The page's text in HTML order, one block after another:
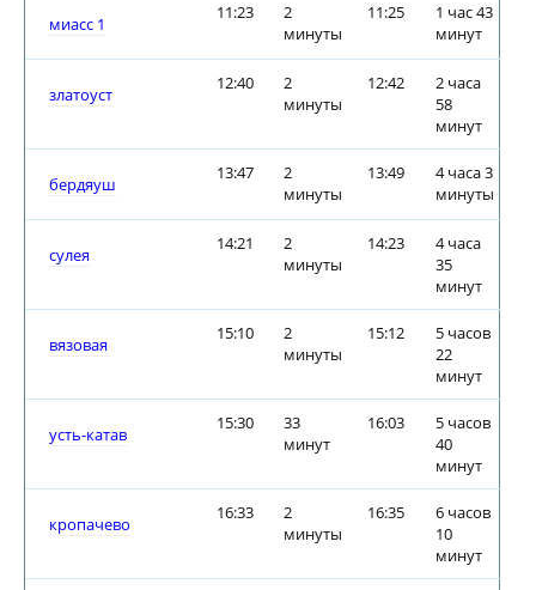
миасс 1
11:23
2
минуты
11:25
1 час 43
минут
златоуст
12:40
2
минуты
12:42
2 часа
58
минут
бердяуш
13:47
2
минуты
13:49
4 часа 3
минуты
сулея
14:21
2
минуты
14:23
4 часа
35
минут
вязовая
15:10
2
минуты
15:12
5 часов
22
минут
усть-катав
15:30
33
минут
16:03
5 часов
40
минут
кропачево
16:33
2
минуты
16:35
6 часов
10
минут